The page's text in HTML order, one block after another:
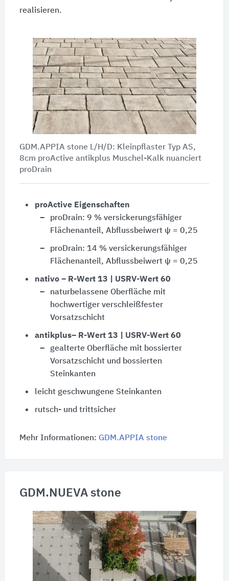
realisieren.
GDM.APPIA stone L/H/D: Kleinpflaster Typ AS,
8cm proActive antikplus Muschel-Kalk nuanciert
proDrain
proActive Eigenschaften
proDrain: 9 % versickerungsfähiger
Flächenanteil, Abflussbeiwert ψ = 0,25
proDrain: 14 % versickerungsfähiger
Flächenanteil, Abflussbeiwert ψ = 0,25
nativo – R-Wert 13 | USRV-Wert 60
naturbelassene Oberfläche mit
hochwertiger verschleißfester
Vorsatzschicht
antikplus– R-Wert 13 | USRV-Wert 60
gealterte Oberfläche mit bossierter
Vorsatzschicht und bossierten
Steinkanten
leicht geschwungene Steinkanten
rutsch- und trittsicher
Mehr Informationen: GDM.APPIA stone
GDM.NUEVA stone